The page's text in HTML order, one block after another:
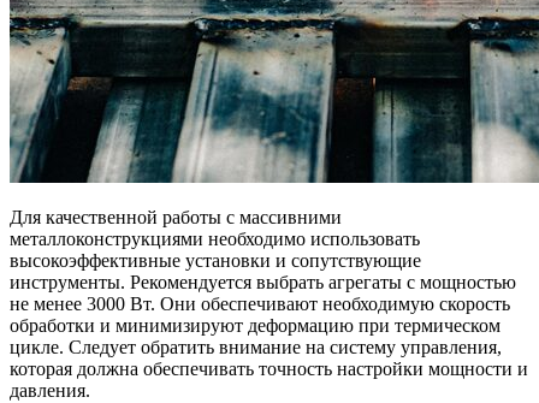
Для качественной работы с массивними
металлоконструкциями необходимо использовать
высокоэффективные установки и сопутствующие
инструменты. Рекомендуется выбрать агрегаты с мощностью
не менее 3000 Вт. Они обеспечивают необходимую скорость
обработки и минимизируют деформацию при термическом
цикле. Следует обратить внимание на систему управления,
которая должна обеспечивать точность настройки мощности и
давления.